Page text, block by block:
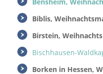
Biblis,
Birstein,
Bischhausen-
Borken in Hessen,